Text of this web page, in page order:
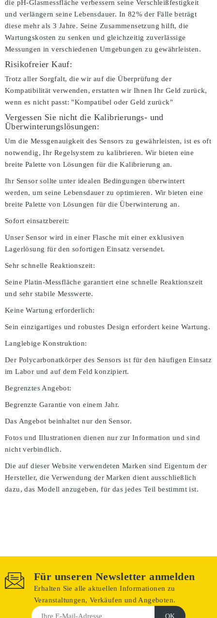
die pH-Glasmessfläche verbessern seine Verschleißfestigkeit
und verlängern seine Lebensdauer. In 82% der Fälle beträgt
diese mehr als 3 Jahre. Seine Zusammensetzung hilft, die
Wartungskosten zu senken und gleichzeitig zuverlässige
Messungen in verschiedenen Umgebungen zu gewährleisten.
Risikofreier Kauf:
Trotz aller Sorgfalt, die wir auf die Überprüfung der
Kompatibilität verwenden, erstatten wir Ihnen Ihr Geld zurück,
wenn es nicht passt: "Kompatibel oder Geld zurück"
Vergessen Sie nicht die Kalibrierungs- und
Überwinterungslösungen:
Um die Messgenauigkeit des Sensors zu gewährleisten, ist es oft
notwendig, Ihr Regelsystem zu kalibrieren. Wir bieten eine
breite Palette von Lösungen für die Kalibrierung an.
Ihr Sensor sollte unter idealen Bedingungen überwintert
werden, um seine Lebensdauer zu optimieren. Wir bieten eine
breite Palette von Lösungen für die Überwinterung an.
Sofort einsatzbereit:
Unser Sensor wird in einer Flasche mit einer exklusiven
Lagerlösung für den sofortigen Einsatz versendet.
Sehr schnelle Reaktionszeit:
Seine Platin-Messfläche garantiert eine schnelle Reaktionszeit
und sehr stabile Messwerte.
Keine Wartung erforderlich:
Sein einzigartiges und robustes Design erfordert keine Wartung.
Langlebige Konstruktion:
Der Polycarbonatkörper des Sensors ist für den häufigen Einsatz
im Labor und auf dem Feld konzipiert.
Begrenztes Angebot:
Begrenzte Garantie von einem Jahr.
Das Angebot beinhaltet nur den Sensor.
Fotos und Illustrationen dienen nur zur Information und sind
nicht verbindlich.
Die auf dieser Website verwendeten Marken sind Eigentum der
Hersteller, die Verwendung der Marken dient ausschließlich
dazu, das Modell anzugeben, für das jedes Teil bestimmt ist.
Für unseren Newsletter anmelden
Erhalten Sie alle aktuellen Informationen zu
Veranstaltungen, Verkäufen und Angeboten.